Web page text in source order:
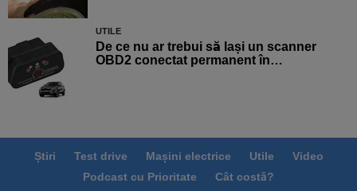
UTILE
De ce nu ar trebui să lași un scanner
OBD2 conectat permanent în…
Știri Test drive Mașini electrice Utile
Video
Podcast cu Prioritate
Cât costă?